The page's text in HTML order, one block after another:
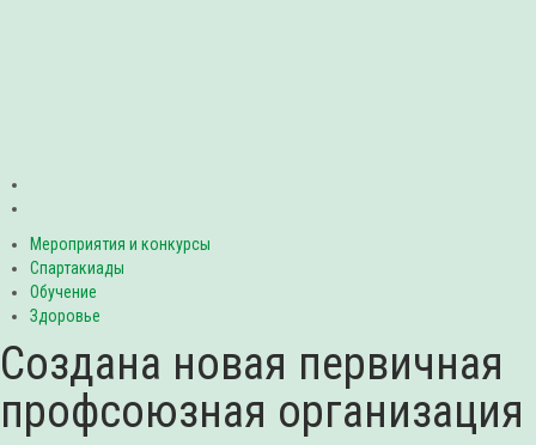
Мероприятия и конкурсы
Спартакиады
Обучение
Здоровье
Создана новая первичная
профсоюзная организация